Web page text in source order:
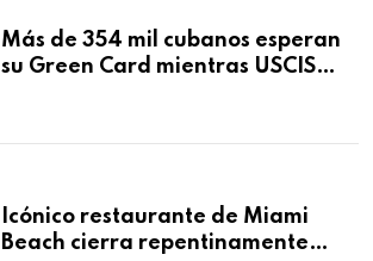
Más de 354 mil cubanos esperan
su Green Card mientras USCIS
Icónico restaurante de Miami
Beach cierra repentinamente